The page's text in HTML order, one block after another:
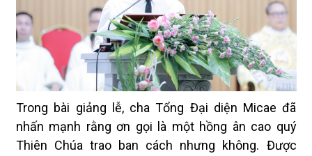
Trong bài giảng lễ, cha Tổng Đại diện Micae đã
nhấn mạnh rằng ơn gọi là một hồng ân cao quý
Thiên Chúa trao ban cách nhưng không. Được